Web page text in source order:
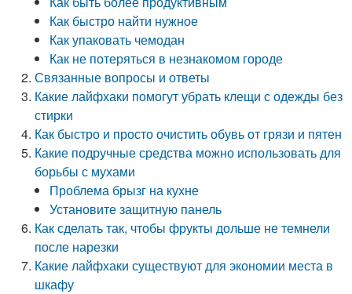
Как быстро найти нужное
Как упаковать чемодан
Как не потеряться в незнакомом городе
Связанные вопросы и ответы
Какие лайфхаки помогут убрать клещи с одежды без
стирки
Как быстро и просто очистить обувь от грязи и пятен
Какие подручные средства можно использовать для
борьбы с мухами
Проблема брызг на кухне
Установите защитную панель
Как сделать так, чтобы фрукты дольше не темнели
после нарезки
Какие лайфхаки существуют для экономии места в
шкафу